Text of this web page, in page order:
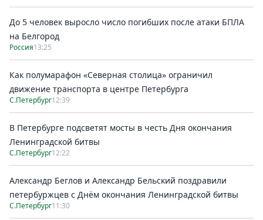
До 5 человек выросло число погибших после атаки БПЛА
на Белгород
Россия13:25
Как полумарафон «Северная столица» ограничил
движение транспорта в центре Петербурга
С.Петербург12:39
В Петербурге подсветят мосты в честь Дня окончания
Ленинградской битвы
С.Петербург12:22
Александр Беглов и Александр Бельский поздравили
петербуржцев с Днём окончания Ленинградской битвы
С.Петербург11:30